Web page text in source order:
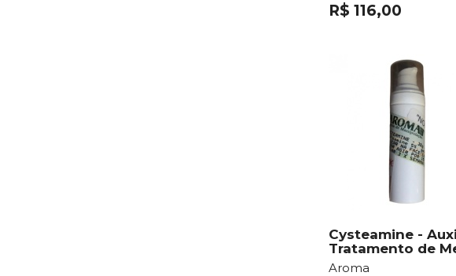
R$ 116,00
Cysteamine -
Tratamento de
Aroma